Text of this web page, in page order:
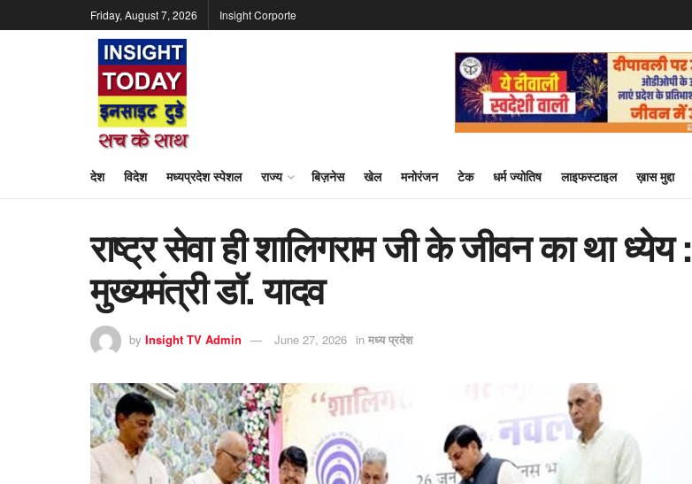
Friday, August 7, 2026 Insight Corporte
देश विदेश मध्यप्रदेश स्पेशल राज्य बिज़नेस खेल मनोरंजन टेक धर्म ज्योतिष लाइफस्टाइल ख़ास मुद्दा
राष्ट्र सेवा ही शालिगराम जी के जीवन का था ध्येय :
मुख्यमंत्री डॉ. यादव
by Insight TV Admin June 27, 2026 in मध्य प्रदेश